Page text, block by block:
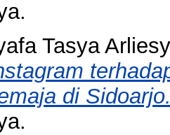
Tasya
di